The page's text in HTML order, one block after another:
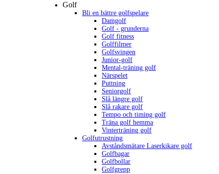
Golf
Bli en bättre golfspelare
Damgolf
Golf - grunderna
Golf fitness
Golffilmer
Golfsvingen
Junior-golf
Mental-träning golf
Närspelet
Puttning
Seniorgolf
Slå längre golf
Slå rakare golf
Tempo och timing golf
Träna golf hemma
Vinterträning golf
Golfutrustning
Avståndsmätare Laserkikare golf
Golfbagar
Golfbollar
Golfgrepp